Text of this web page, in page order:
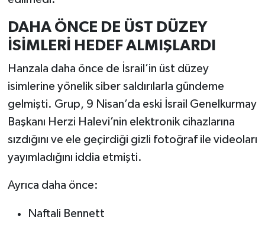
DAHA ÖNCE DE ÜST DÜZEY
İSİMLERİ HEDEF ALMIŞLARDI
Hanzala daha önce de İsrail’in üst düzey
isimlerine yönelik siber saldırılarla gündeme
gelmişti. Grup, 9 Nisan’da eski İsrail Genelkurmay
Başkanı Herzi Halevi’nin elektronik cihazlarına
sızdığını ve ele geçirdiği gizli fotoğraf ile videoları
yayımladığını iddia etmişti.
Ayrıca daha önce:
Naftali Bennett